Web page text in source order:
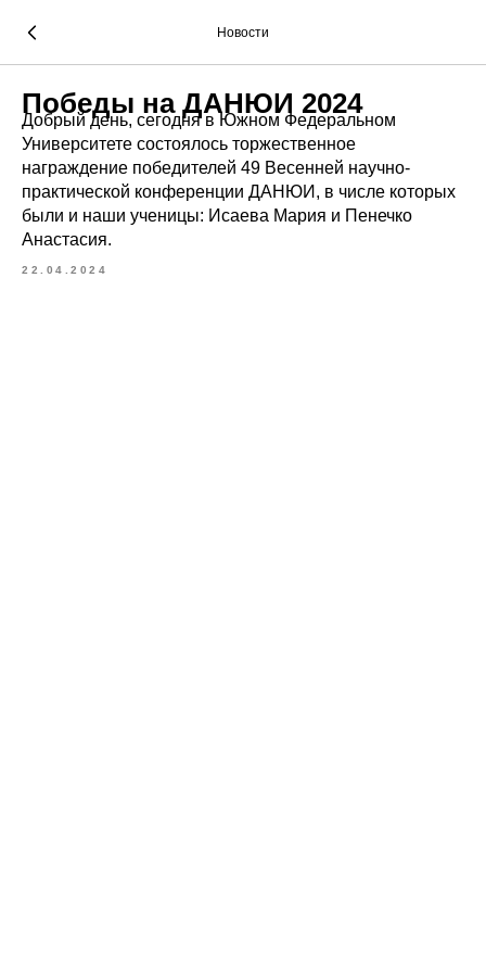
Новости
Победы на ДАНЮИ 2024
Добрый день, сегодня в Южном Федеральном
Университете состоялось торжественное
награждение победителей 49 Весенней научно-
практической конференции ДАНЮИ, в числе которых
были и наши ученицы: Исаева Мария и Пенечко
Анастасия.
22.04.2024